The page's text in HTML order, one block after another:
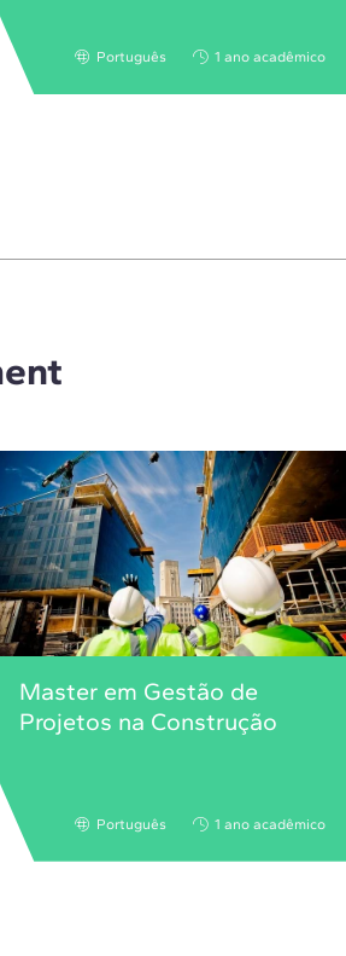
Português 1 ano acadêmico
Master em Gestão de
Projetos na Construção
Português 1 ano acadêmico